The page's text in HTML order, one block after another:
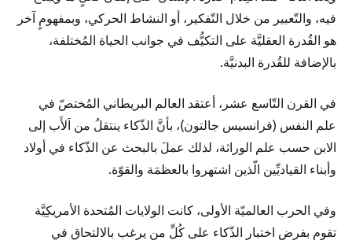
فيه، والتّعبير من خلال التّفكير، أو النشاط الحركي، وبمفهومٍ آخر
هو القُدرة العقليَّة على التكيُّف في جوانب الحياة المُختلفة،
بالإضافة للقُدرة البدنيَّة.
في القرن التّاسع عشر، أعتقد العالم البريطاني المُختصّ في
علم النفس (فرانسيس جالتون)، بأنَّ الذّكاء ينتقلُ من اَلأَب إلى
الابن حسب علم الوراثة، لذلك عملَ بالبحث عن الذّكاء في أولاد
وأبناء القياديِّين الّذين اشتهروا بالعظمَة والقوّة.
وفي الحرب العالميّة الأولى، كانت الولايات المُتحدة الأمريكِيَّة
تقوم بفرض اختبار الذّكاء على كُلِّ من يرغب بالالتحاق في